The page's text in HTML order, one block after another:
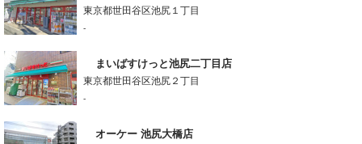
東京都世田谷区池尻１丁目
-
まいばすけっと池尻二丁目店
東京都世田谷区池尻２丁目
-
オーケー 池尻大橋店